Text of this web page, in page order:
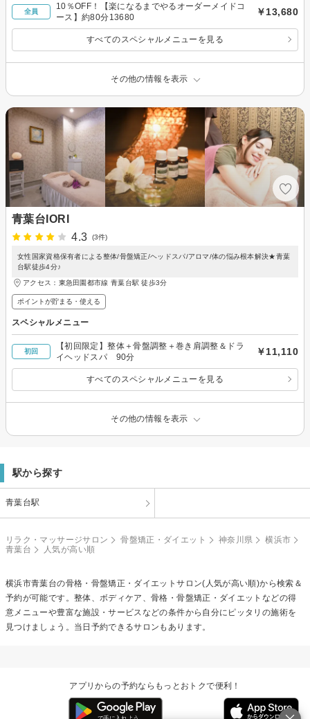
全員
10％OFF！【楽になるまでやるオーダーメイドコ
ース】約80分13680
￥13,680
すべてのスペシャルメニューを見る
その他の情報を表示
青葉台IORI
4.3
(3件)
女性国家資格保有者による整体/骨盤矯正/ヘッドスパ/アロマ/体の悩み根本解決★青葉
台駅徒歩4分♪
アクセス：東急田園都市線 青葉台駅 徒歩3分
ポイントが貯まる・使える
スペシャルメニュー
初回
【初回限定】整体＋骨盤調整＋巻き肩調整＆ドラ
イヘッドスパ 90分
￥11,110
すべてのスペシャルメニューを見る
その他の情報を表示
駅から探す
青葉台駅
リラク・マッサージサロン 骨盤矯正・ダイエット 神奈川県
横浜市
青葉台
人気が高い順
横浜市青葉台の骨格・骨盤矯正・ダイエットサロン(人気が高い順)から検索＆
予約が可能です。整体、ボディケア、骨格・骨盤矯正・ダイエットなどの得
意メニューや豊富な施設・サービスなどの条件から自分にピッタリの施術を
見つけましょう。当日予約できるサロンもあります。
アプリからの予約ならもっとおトクで便利！